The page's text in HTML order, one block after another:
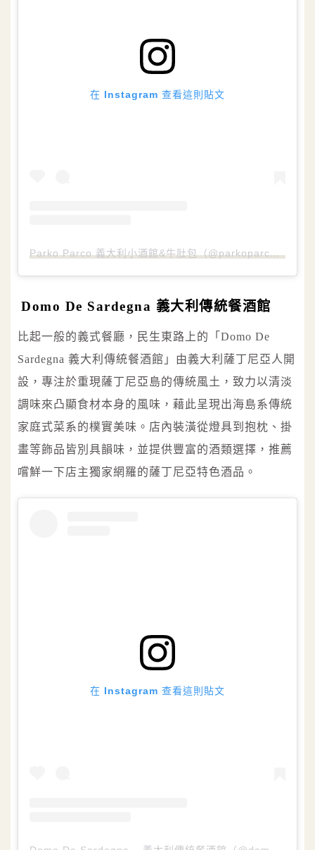
在 Instagram 查看這則貼文
Parko Parco 義大利小酒館&牛肚包（@parkoparco）分享的貼文
Domo De Sardegna 義大利傳統餐酒館
比起一般的義式餐廳，民生東路上的「Domo De
Sardegna 義大利傳統餐酒館」由義大利薩丁尼亞人開
設，專注於重現薩丁尼亞島的傳統風土，致力以清淡
調味來凸顯食材本身的風味，藉此呈現出海島系傳統
家庭式菜系的樸實美味。店內裝潢從燈具到抱枕、掛
畫等飾品皆別具韻味，並提供豐富的酒類選擇，推薦
嚐鮮一下店主獨家網羅的薩丁尼亞特色酒品。
在 Instagram 查看這則貼文